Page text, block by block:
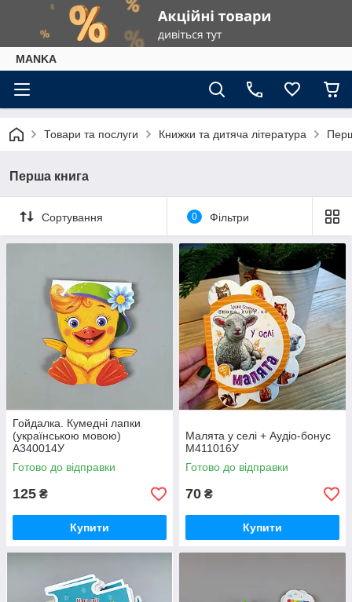
МАNKА
Товари та послуги Книжки та дитяча література
Перша книга
Сортування 0 Фільтри
Гойдалка. Кумедні лапки
(українською мовою)
А340014У
Готово до відправки
125 ₴
Купити
Малята у селі + Аудіо-бонус
М411016У
Готово до відправки
70 ₴
Купити